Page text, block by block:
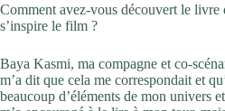
Comment avez-vous découvert le livre
s’inspire le film ?
Baya Kasmi, ma compagne et co-
m’a dit que cela me correspondait et
beaucoup d’éléments de mon univers